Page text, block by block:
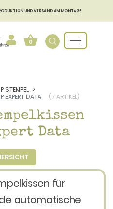
UND VERSAND AM MONTAG!
0
STEMPEL
EXPERT DATA
(7 ARTIKEL)
Data
für
automatische